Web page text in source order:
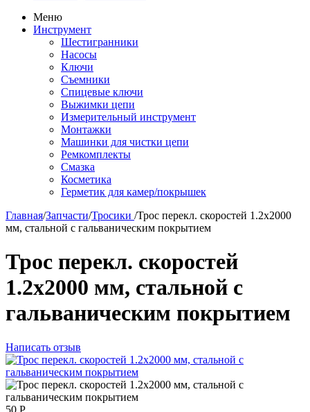
Меню
Инструмент
Шестигранники
Насосы
Ключи
Съемники
Спицевые ключи
Выжимки цепи
Измерительный инструмент
Монтажки
Машинки для чистки цепи
Ремкомплекты
Смазка
Косметика
Герметик для камер/покрышек
Главная/Запчасти/Тросики /Трос перекл. скоростей 1.2х2000
мм, стальной с гальваническим покрытием
Трос перекл. скоростей
1.2х2000 мм, стальной с
гальваническим покрытием
Написать отзыв
50 Р